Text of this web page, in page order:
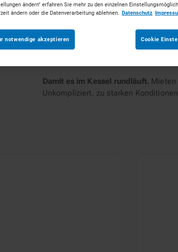
Damit es im Kessel rundläuft. Mieten
Unkompliziert, zu starken
ändern" erfahren Sie mehr zu den einzelnen
ändern oder die Datenverarbeitung ablehnen. Datenschutz
notwendige akzeptieren Cookie